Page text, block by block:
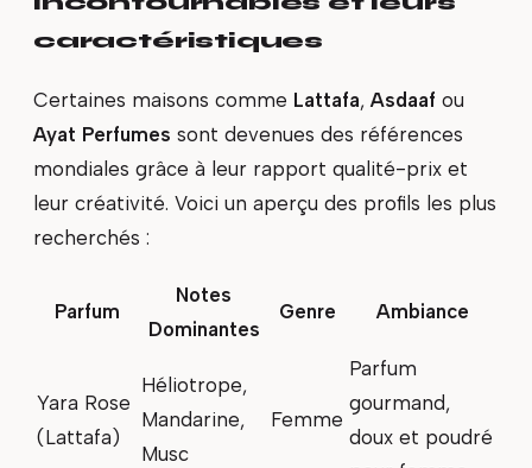
caractéristiques
Certaines maisons comme Lattafa, Asdaaf ou
Ayat Perfumes sont devenues des références
mondiales grâce à leur rapport qualité-prix et
leur créativité. Voici un aperçu des profils les plus
recherchés :
Parfum
Notes
Dominantes
Genre Ambiance
Yara Rose
(Lattafa)
Héliotrope,
Mandarine,
Musc
Femme
Parfum
gourmand,
doux et poudré